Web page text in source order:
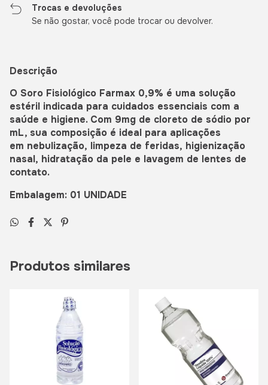
Trocas e devoluções
Se não gostar, você pode trocar ou devolver.
Descrição
O Soro Fisiológico Farmax 0,9% é uma solução
estéril indicada para cuidados essenciais com a
saúde e higiene. Com 9mg de cloreto de sódio por
mL, sua composição é ideal para aplicações
em nebulização, limpeza de feridas, higienização
nasal, hidratação da pele e lavagem de lentes de
contato.
Embalagem: 01 UNIDADE
Produtos similares